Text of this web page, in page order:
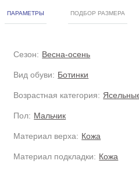
ПАРАМЕТРЫ ПОДБОР РАЗМЕРА
Сезон: Весна-осень
Вид обуви: Ботинки
Возрастная категория:
Пол: Мальчик
Материал верха: Кожа
Материал подкладки: Кожа